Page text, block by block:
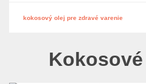
kokosový olej pre zdravé varenie